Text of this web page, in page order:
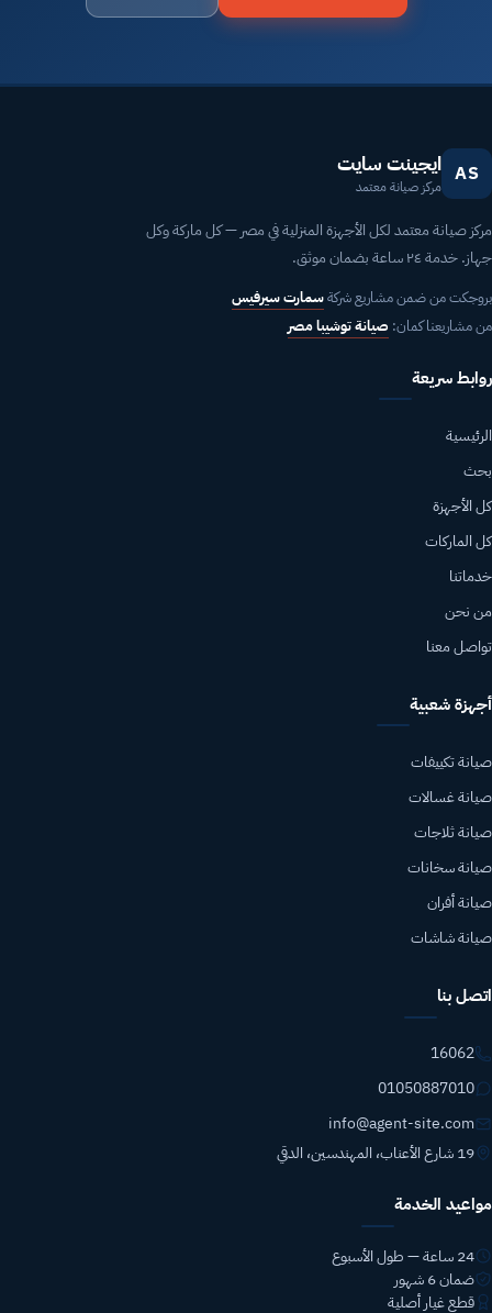
AS ايجينت سايت
مركز صيانة معتمد
مركز صيانة معتمد لكل الأجهزة المنزلية في مصر — كل ماركة وكل
جهاز. خدمة ٢٤ ساعة بضمان موثق.
بروجكت من ضمن مشاريع شركةسمارت سيرفيس
من مشاريعنا كمان: صيانة توشيبا مصر
روابط سريعة
الرئيسية
بحث
كل الأجهزة
كل الماركات
خدماتنا
من نحن
تواصل معنا
أجهزة شعبية
صيانة تكييفات
صيانة غسالات
صيانة ثلاجات
صيانة سخانات
صيانة أفران
صيانة شاشات
اتصل بنا
16062
01050887010
info@agent-site.com
19 شارع الأعناب، المهندسين، الدقي
مواعيد الخدمة
24 ساعة — طول الأسبوع
ضمان 6 شهور
قطع غيار أصلية